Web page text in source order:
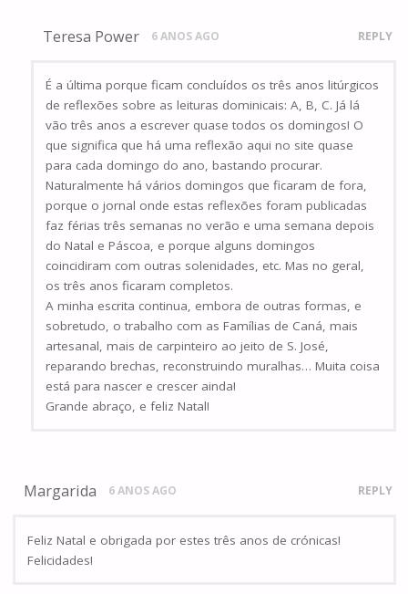
Teresa Power 6 ANOS AGO REPLY
É a última porque ficam concluídos os três anos litúrgicos
de reflexões sobre as leituras dominicais: A, B, C. Já lá
vão três anos a escrever quase todos os domingos! O
que significa que há uma reflexão aqui no site quase
para cada domingo do ano, bastando procurar.
Naturalmente há vários domingos que ficaram de fora,
porque o jornal onde estas reflexões foram publicadas
faz férias três semanas no verão e uma semana depois
do Natal e Páscoa, e porque alguns domingos
coincidiram com outras solenidades, etc. Mas no geral,
os três anos ficaram completos.
A minha escrita continua, embora de outras formas, e
sobretudo, o trabalho com as Famílias de Caná, mais
artesanal, mais de carpinteiro ao jeito de S. José,
reparando brechas, reconstruindo muralhas… Muita coisa
está para nascer e crescer ainda!
Grande abraço, e feliz Natal!
Margarida 6 ANOS AGO REPLY
Feliz Natal e obrigada por estes três anos de crónicas!
Felicidades!